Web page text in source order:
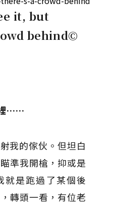
it, but
behind©
裡……
我的傢伙。但坦白
準我開槍，抑或是
就是跑過了某個後
轉頭一看，有位老